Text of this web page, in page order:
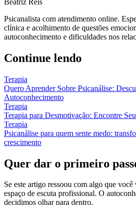
Psicanalista com atendimento online.
clínica e acolhimento de questões
autoconhecimento e dificuldades nos
Continue lendo
Terapia
Quero Aprender Sobre Psicanálise:
Autoconhecimento
Terapia
Terapia para Desmotivação: Encontre
Terapia
Psicanálise para quem sente medo:
crescimento
Quer dar o primeiro
Se este artigo ressoou com algo que
espaço de escuta profissional. O
decidimos olhar para dentro.